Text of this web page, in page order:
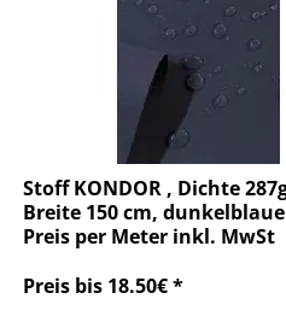
Stoff KONDOR , Dichte
Breite 150 cm,
Preis per Meter inkl. MwSt
Preis bis 18.50€ *